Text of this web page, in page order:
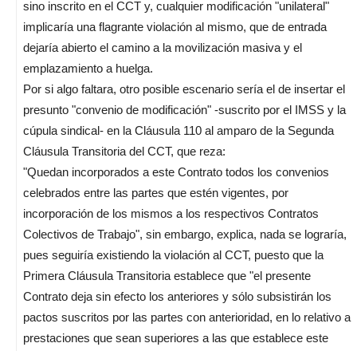
sino inscrito en el CCT y, cualquier modificación "unilateral"
implicaría una flagrante violación al mismo, que de entrada
dejaría abierto el camino a la movilización masiva y el
emplazamiento a huelga.
Por si algo faltara, otro posible escenario sería el de insertar el
presunto "convenio de modificación" -suscrito por el IMSS y la
cúpula sindical- en la Cláusula 110 al amparo de la Segunda
Cláusula Transitoria del CCT, que reza:
"Quedan incorporados a este Contrato todos los convenios
celebrados entre las partes que estén vigentes, por
incorporación de los mismos a los respectivos Contratos
Colectivos de Trabajo", sin embargo, explica, nada se lograría,
pues seguiría existiendo la violación al CCT, puesto que la
Primera Cláusula Transitoria establece que "el presente
Contrato deja sin efecto los anteriores y sólo subsistirán los
pactos suscritos por las partes con anterioridad, en lo relativo a
prestaciones que sean superiores a las que establece este